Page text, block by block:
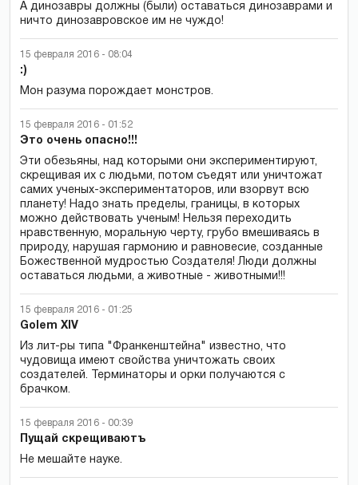
А динозавры должны (были) оставаться динозаврами и
ничто динозавровское им не чуждо!
15 февраля 2016 - 08:04
:)
Мон разума порождает монстров.
15 февраля 2016 - 01:52
Это очень опасно!!!
Эти обезьяны, над которыми они экспериментируют,
скрещивая их с людьми, потом съедят или уничтожат
самих ученых-экспериментаторов, или взорвут всю
планету! Надо знать пределы, границы, в которых
можно действовать ученым! Нельзя переходить
нравственную, моральную черту, грубо вмешиваясь в
природу, нарушая гармонию и равновесие, созданные
Божественной мудростью Создателя! Люди должны
оставаться людьми, а животные - животными!!!
15 февраля 2016 - 01:25
Golem XIV
Из лит-ры типа "Франкенштейна" известно, что
чудовища имеют свойства уничтожать своих
создателей. Терминаторы и орки получаются с
брачком.
15 февраля 2016 - 00:39
Пущай скрещиваютъ
Не мешайте науке.